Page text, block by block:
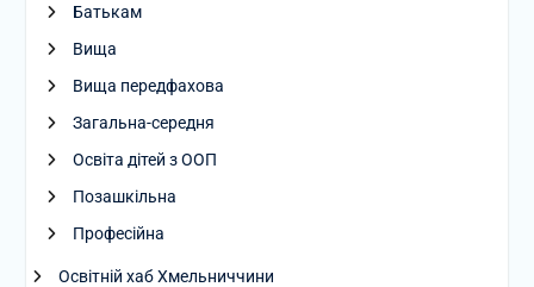
Батькам
Вища
Вища передфахова
Загальна-середня
Освіта дітей з ООП
Позашкільна
Професійна
Освітній хаб Хмельниччини